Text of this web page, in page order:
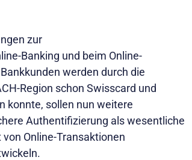
zur
Banking und beim Online-
werden durch die
Region schon Swisscard und
konnte, sollen nun weitere
Authentifizierung als wesentliche
Online-Transaktionen